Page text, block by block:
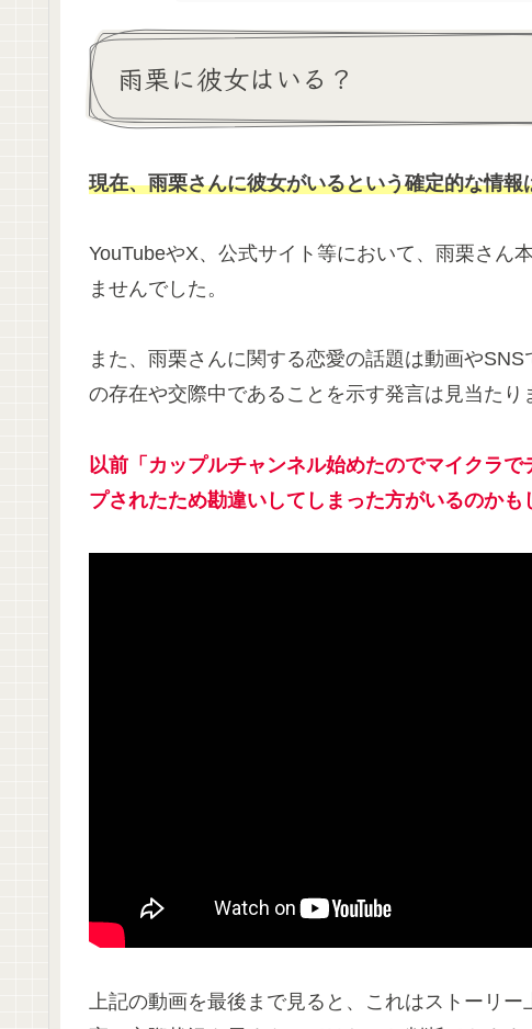
雨栗に彼女はいる？
現在、雨栗さんに彼女がいるという確定的な情報
YouTubeやX、公式サイト等において、雨栗さん
ませんでした。
また、雨栗さんに関する恋愛の話題は動画や
の存在や交際中であることを示す発言は見当たり
以前「カップルチャンネル始めたのでマイクラ
プされたため勘違いしてしまった方がいるのかも
上記の動画を最後まで見ると、これはストーリ